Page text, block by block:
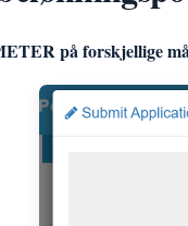
på forskjellige